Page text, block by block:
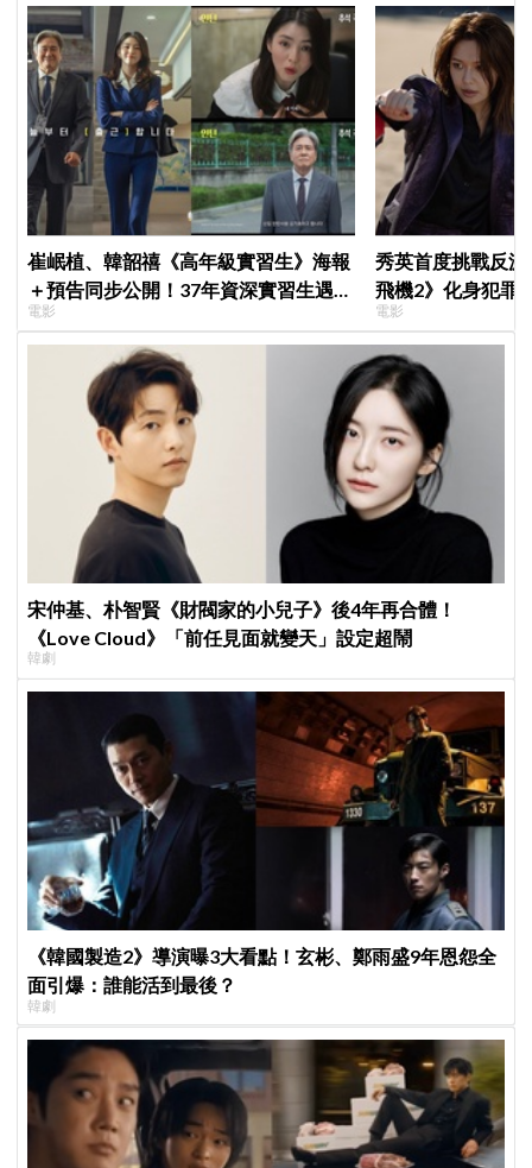
崔岷植、韓韶禧《高年級實習生》海報
＋預告同步公開！37年資深實習生遇上
美女CEO
電影
秀英首度挑戰反
飛機2》化身犯罪
電影
宋仲基、朴智賢《財閥家的小兒子》後4年再合體！
《Love Cloud》「前任見面就變天」設定超鬧
韓劇
《韓國製造2》導演曝3大看點！玄彬、鄭雨盛9年恩怨全
面引爆：誰能活到最後？
韓劇